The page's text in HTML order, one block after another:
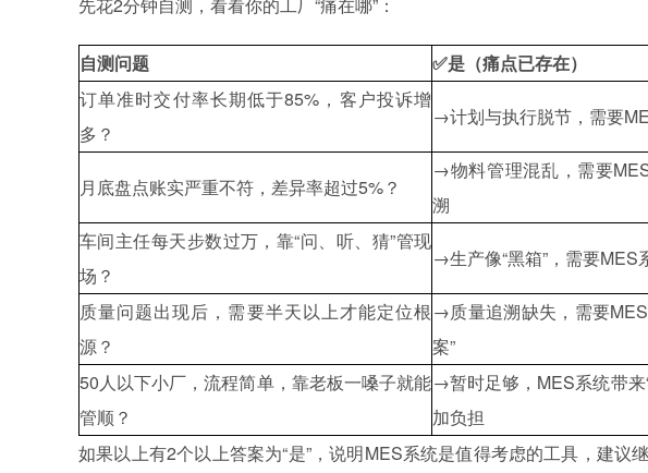
自测问题 ✅是（痛点已存在）
订单准时交付率长期低于85%，客户投诉增
多？
→计划与执行脱节，需要
月底盘点账实严重不符，差异率超过5%？
→物料管理混乱，需要
溯
车间主任每天步数过万，靠“问、听、猜”管现
场？
→生产像“黑箱”，需要MES
质量问题出现后，需要半天以上才能定位根
源？
→质量追溯缺失，需要MES
案”
50人以下小厂，流程简单，靠老板一嗓子就能
管顺？
→暂时足够，MES系统带
加负担
如果以上有2个以上答案为“是”，说明MES系统是值得考虑的工具，建议